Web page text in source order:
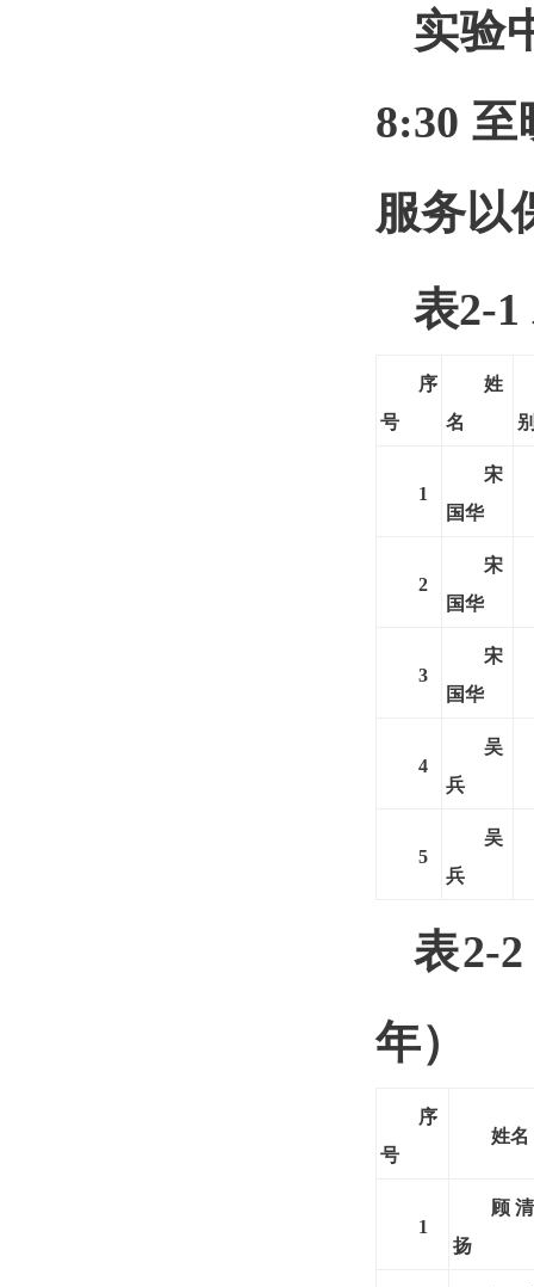
实验
8:30
服务以
表2-1
序
号
姓
名
1
宋
国华
2
宋
国华
3
宋
国华
4
吴
兵
5
吴
兵
表2-
年）
序
号
姓名
1
顾清
扬